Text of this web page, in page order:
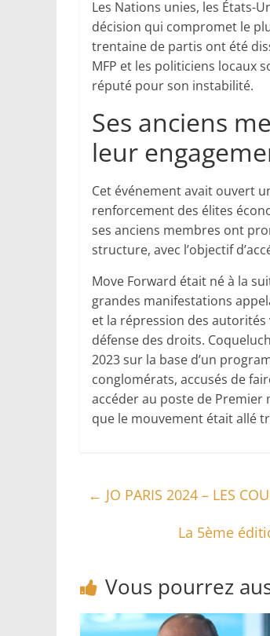
Les Nations unies, les États-
décision qui compromet le
trentaine de partis ont été
MFP et les politiciens locaux
réputé pour son instabilité.
Ses anciens
leur
Cet événement avait ouvert
renforcement des élites
ses anciens membres ont
structure, avec l’objectif
Move Forward était né à la
grandes manifestations
et la répression des
défense des droits.
2023 sur la base d’un
conglomérats, accusés de
accéder au poste de
que le mouvement était allé
← JO PARIS 2024 – LES
La 5ème
Vous pourrez